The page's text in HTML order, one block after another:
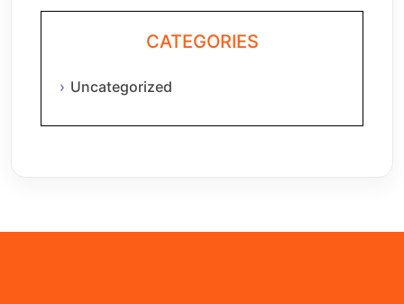
CATEGORIES
Uncategorized